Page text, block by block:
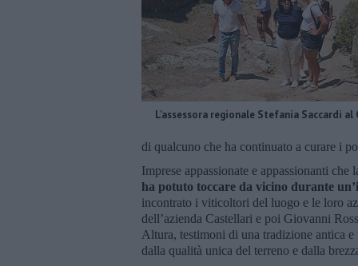
L'assessora regionale Stefania Saccardi al
di qualcuno che ha continuato a curare i
Imprese appassionate e appassionanti che
ha potuto toccare da vicino durante
incontrato i viticoltori del luogo e le loro
dell’azienda Castellari e poi Giovanni
Altura, testimoni di una tradizione antica
dalla qualità unica del terreno e dalla